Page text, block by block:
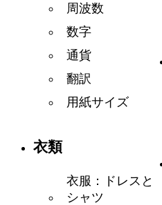
周波数
数字
通貨
翻訳
用紙サイズ
衣類
衣服：ドレスと
シャツ